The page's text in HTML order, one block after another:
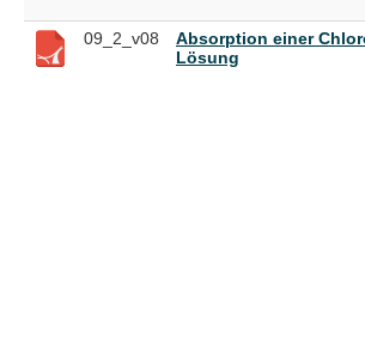
09_2_v08
Absorption einer
Lösung